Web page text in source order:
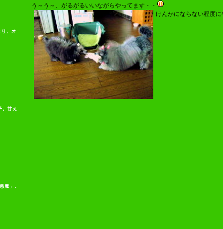
、オ
甘え
魔」。
う～う～、がるがるいいながらやってます・・
けんかにならない程度